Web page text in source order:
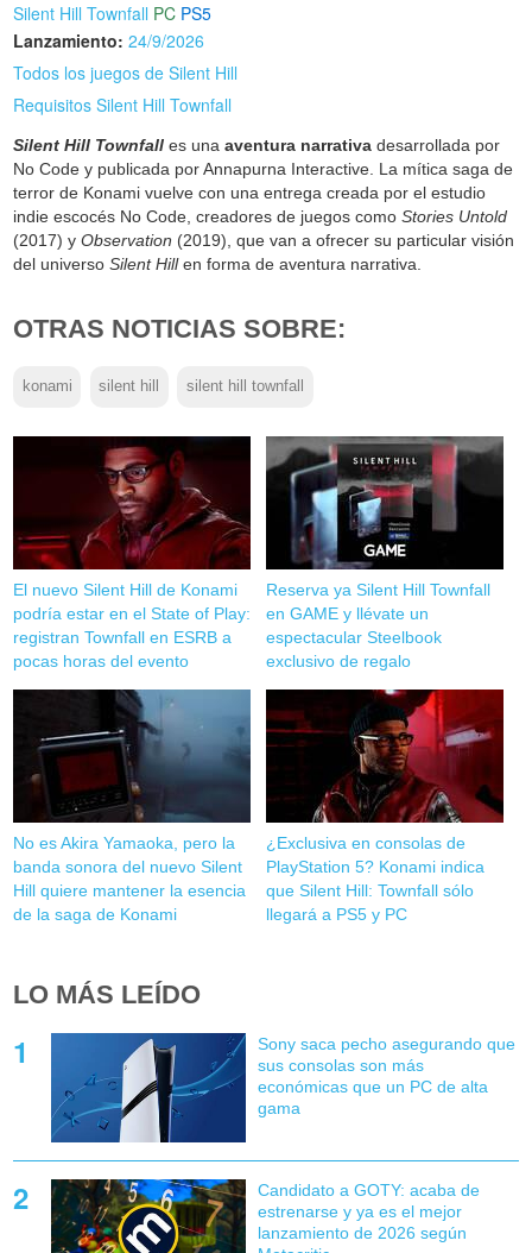
Silent Hill Townfall PC PS5
Lanzamiento: 24/9/2026
Todos los juegos de Silent Hill
Requisitos Silent Hill Townfall
Silent Hill Townfall es unaaventura narrativa desarrollada por
No Code y publicada por Annapurna Interactive. La mítica saga de
terror de Konami vuelve con una entrega creada por el estudio
indie escocés No Code, creadores de juegos comoStories Untold
(2017) yObservation (2019), que van a ofrecer su particular visión
del universoSilent Hillen forma de aventura narrativa.
OTRAS NOTICIAS SOBRE:
konami silent hill silent hill townfall
El nuevo Silent Hill de Konami
podría estar en el State of Play:
registran Townfall en ESRB a
pocas horas del evento
Reserva ya Silent Hill Townfall
en GAME y llévate un
espectacular Steelbook
exclusivo de regalo
No es Akira Yamaoka, pero la
banda sonora del nuevo Silent
Hill quiere mantener la esencia
de la saga de Konami
¿Exclusiva en consolas de
PlayStation 5? Konami indica
que Silent Hill: Townfall sólo
llegará a PS5 y PC
LO MÁS LEÍDO
Sony saca pecho asegurando que
sus consolas son más
económicas que un PC de alta
gama
Candidato a GOTY: acaba de
estrenarse y ya es el mejor
lanzamiento de 2026 según